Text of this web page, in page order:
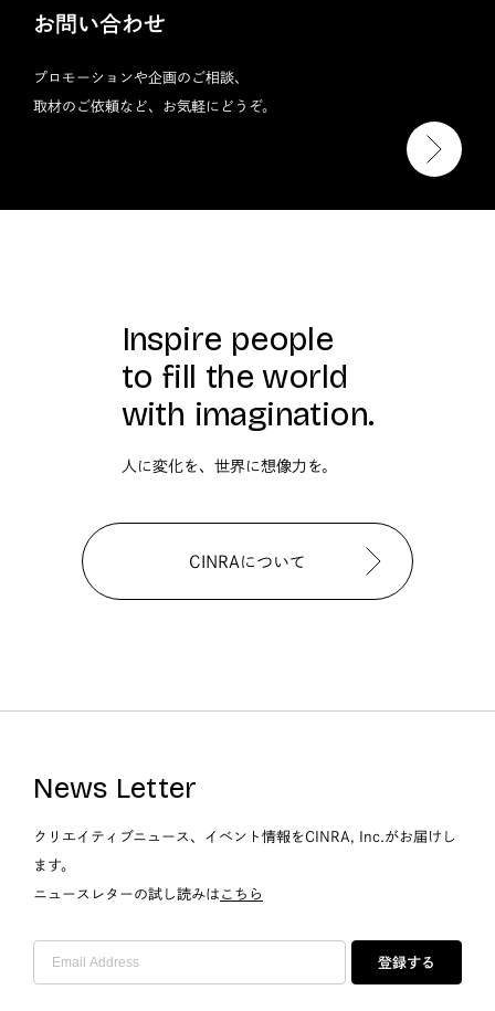
お問い合わせ
プロモーションや企画のご相談、
取材のご依頼など、お気軽にどうぞ。
Inspire people
to fill the world
with imagination.
人に変化を、世界に想像力を。
CINRAについて
News Letter
クリエイティブニュース、イベント情報をCINRA, Inc.がお届けし
ます。
ニュースレターの試し読みは こちら
登録する